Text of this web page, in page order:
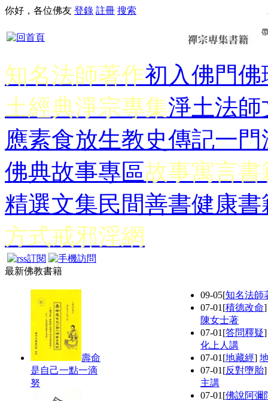
你好，各位佛友 登錄 註冊 搜索
知名法師著作初入佛門佛
土經典淨宗專集淨土法師
應素食放生教史傳記一門
佛典故事專區故事寓言書
精選文集民間善書健康書
方式戒邪淫網
最新佛教書籍
壽命
是自己一點一滴
努
09-05[知名法師
07-01 [積德改命
陳女士著
07-01 [答問釋疑
化上人講
07-01 [地藏經]
07-01 [反對墮胎
主講
07-01 [佛說阿彌